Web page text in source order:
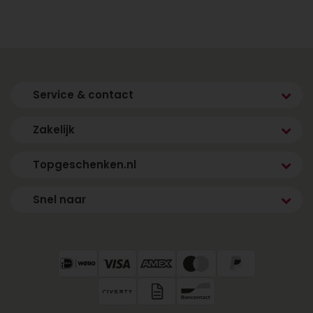
Ruim assortiment heliumballonnen en
Eenvoudig online bestellen
Voeg een persoonlijk kaartje toe voor een
Bestel vandaag nog jouw
Service & contact
Zakelijk
Topgeschenken.nl
Snel naar